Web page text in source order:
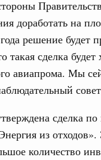
доработать на
решение будет
такая сделка
авиапрома. Мы
сделка
из
количество
территорий.
по
в
людей,
будущее